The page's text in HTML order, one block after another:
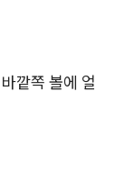
깥쪽 볼에 얼